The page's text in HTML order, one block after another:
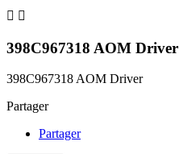
 
398C967318 AOM Driver
398C967318 AOM Driver
Partager
Partager